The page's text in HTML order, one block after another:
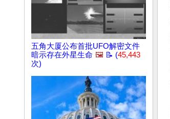
五角大厦公布首批UFO解密文件
暗示存在外星生命 🖼️ 📝 (45,443
次)